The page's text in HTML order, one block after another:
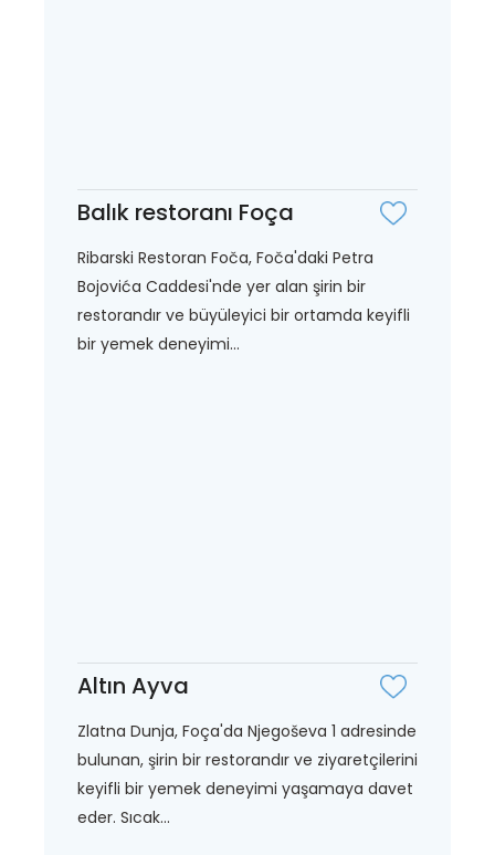
Balık restoranı Foça
Ribarski Restoran Foča, Foča'daki Petra
Bojovića Caddesi'nde yer alan şirin bir
restorandır ve büyüleyici bir ortamda keyifli
bir yemek deneyimi...
Altın Ayva
Zlatna Dunja, Foça'da Njegoševa 1 adresinde
bulunan, şirin bir restorandır ve ziyaretçilerini
keyifli bir yemek deneyimi yaşamaya davet
eder. Sıcak...